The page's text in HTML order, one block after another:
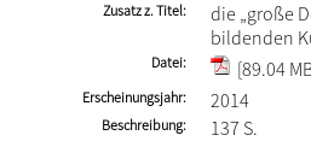
Zusatz z. Titel
die „große
bildenden
Datei [89.04
Erscheinungsjahr 2014
Beschreibung 137 S.